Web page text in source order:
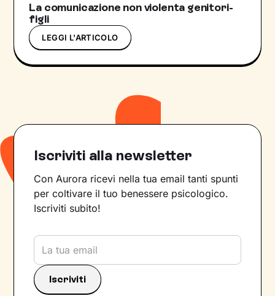
La comunicazione non violenta genitori-
figli
LEGGI L'ARTICOLO
Iscriviti alla newsletter
Con Aurora ricevi nella tua email tanti spunti
per coltivare il tuo benessere psicologico.
Iscriviti subito!